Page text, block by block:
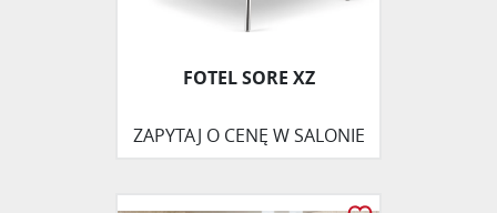
FOTEL SORE XZ
ZAPYTAJ O CENĘ W SALONIE